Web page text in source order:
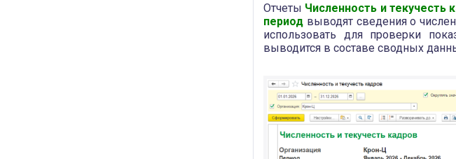
Отчеты Численность и текучесть
период выводят сведения о
использовать для проверки
выводится в составе сводных